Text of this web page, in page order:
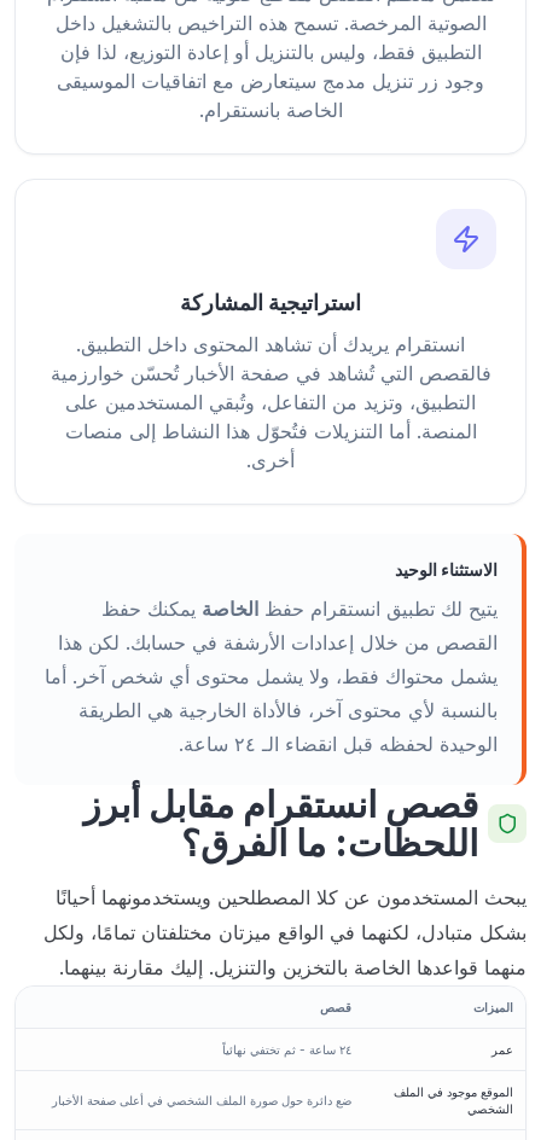
الصوتية المرخصة. تسمح هذه التراخيص بالتشغيل داخل
التطبيق فقط، وليس بالتنزيل أو إعادة التوزيع، لذا فإن
وجود زر تنزيل مدمج سيتعارض مع اتفاقيات الموسيقى
الخاصة بانستقرام.
استراتيجية المشاركة
انستقرام يريدك أن تشاهد المحتوى داخل التطبيق.
فالقصص التي تُشاهد في صفحة الأخبار تُحسّن خوارزمية
التطبيق، وتزيد من التفاعل، وتُبقي المستخدمين على
المنصة. أما التنزيلات فتُحوّل هذا النشاط إلى منصات
أخرى.
الاستثناء الوحيد
يتيح لك تطبيق انستقرام حفظ الخاصة يمكنك حفظ
القصص من خلال إعدادات الأرشفة في حسابك. لكن هذا
يشمل محتواك فقط، ولا يشمل محتوى أي شخص آخر. أما
بالنسبة لأي محتوى آخر، فالأداة الخارجية هي الطريقة
الوحيدة لحفظه قبل انقضاء الـ ٢٤ ساعة.
قصص انستقرام مقابل أبرز
اللحظات: ما الفرق؟
يبحث المستخدمون عن كلا المصطلحين ويستخدمونهما أحيانًا
بشكل متبادل، لكنهما في الواقع ميزتان مختلفتان تمامًا، ولكل
منهما قواعدها الخاصة بالتخزين والتنزيل. إليك مقارنة بينهما.
الميزات قصص
عمر ٢٤ ساعة - ثم تختفي نهائياً
الموقع موجود في الملف
الشخصي
ضع دائرة حول صورة الملف الشخصي في أعلى صفحة الأخبار